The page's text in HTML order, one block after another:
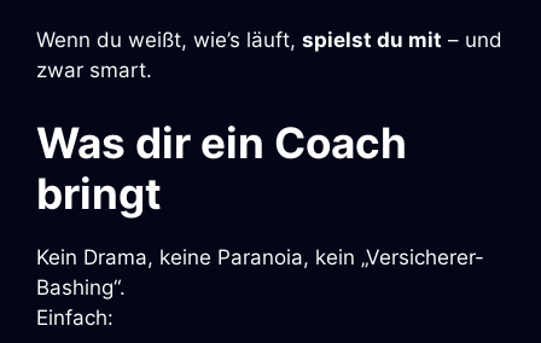
Wenn du weißt, wie’s läuft, spielst du mit – und
zwar smart.
Was dir ein Coach
bringt
Kein Drama, keine Paranoia, kein „Versicherer-
Bashing“.
Einfach: